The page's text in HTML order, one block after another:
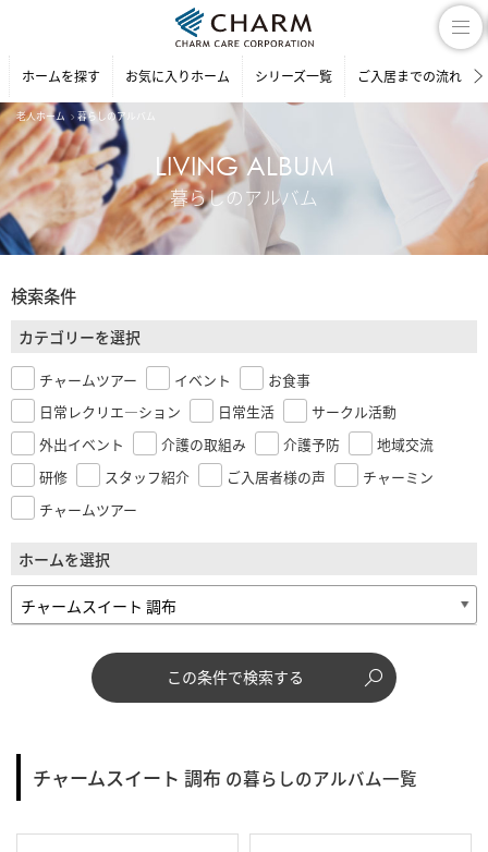
ホームを探す お気に入りホーム シリーズ一覧 ご入居までの流れ
老人ホーム 暮らしのアルバム
LIVING ALBUM
暮らしのアルバム
検索条件
カテゴリーを選択
チャームツアー イベント
お食事
日常レクリエ―ション
日常生活
サークル活動
外出イベント
介護の取組み 介護予防
地域交流
研修
スタッフ紹介 ご入居者様の声
チャーミン
チャームツアー
ホームを選択
この条件で検索する
チャームスイート 調布 の暮らしのアルバム一覧